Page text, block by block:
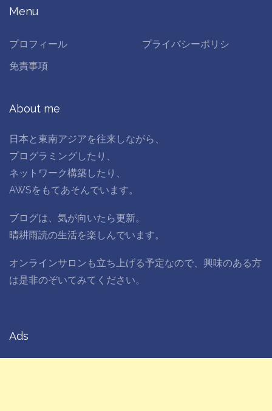
Menu
プロフィール
プライバシーポリシ
免責事項
About me
日本と東南アジアを往来しながら、
プログラミングしたり、
ネットワーク構築したり、
AWSをもてあそんでいます。
ブログは、気が向いたら更新。
晴耕雨読の生活を楽しんでいます。
オンラインサロンも立ち上げる予定なので、興味のある方
は是非のぞいてみてください。
Ads